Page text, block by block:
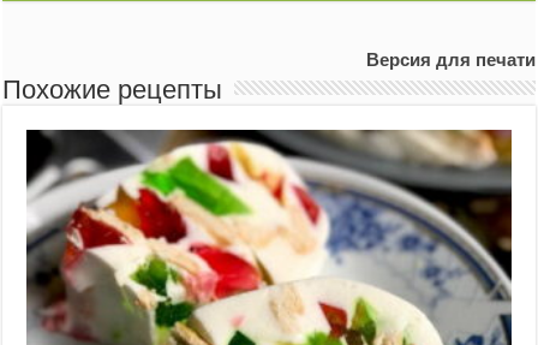
Версия для печати
Похожие рецепты